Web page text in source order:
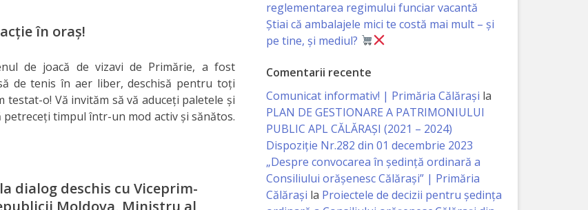
în oraș!
de joacă de vizavi de Primărie, a fost
de tenis în aer liber, deschisă pentru toți
testat-o! Vă invităm să vă aduceți paletele și
petreceți timpul într-un mod activ și sănătos.
dialog deschis cu Viceprim-
Moldova, Ministru al
reglementarea regimului funciar vacantă
Știai că ambalajele mici te costă mai mult – și
pe tine, și mediul?
Comentarii recente
Comunicat informativ! | Primăria Călărași la
PLAN DE GESTIONARE A PATRIMONIULUI
PUBLIC APL CĂLĂRAȘI (2021 – 2024)
Dispoziție Nr.282 din 01 decembrie 2023
„Despre convocarea în ședință ordinară a
Consiliului orășenesc Călărași” | Primăria
Călărași la Proiectele de decizii pentru ședința